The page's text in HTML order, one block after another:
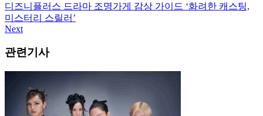
디즈니플러스 드라마 조명가게 감상 가이드 ‘화려한 캐스팅,
미스터리 스릴러’
Next
관련기사